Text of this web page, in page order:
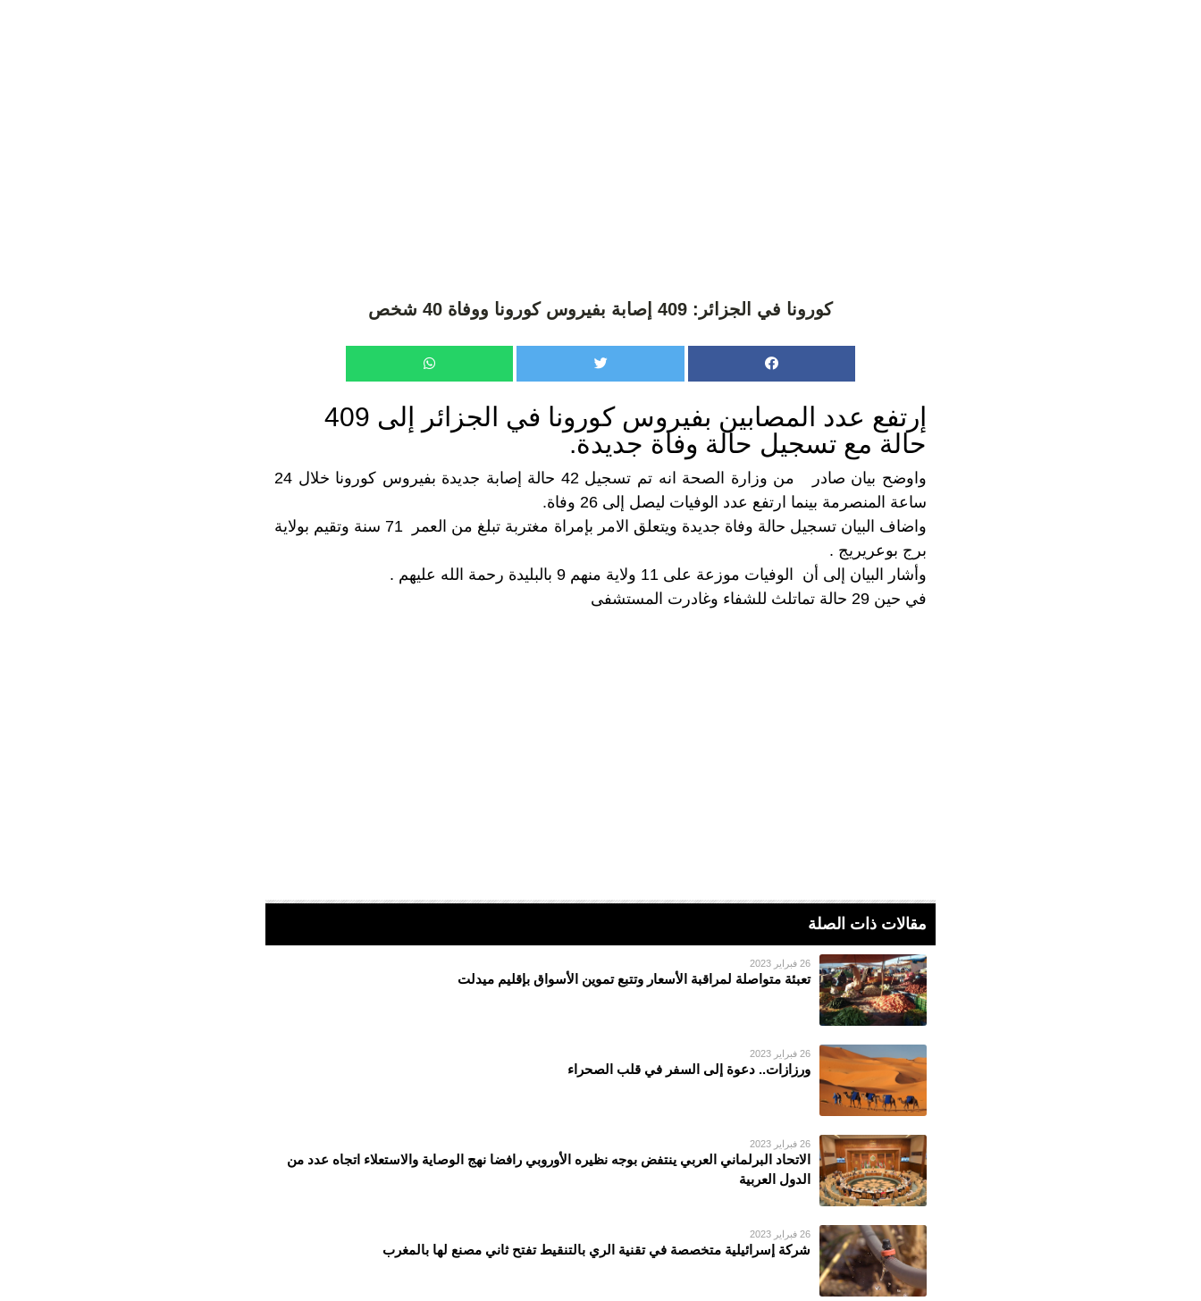
كورونا في الجزائر: 409 إصابة بفيروس كورونا ووفاة 40 شخص
إرتفع عدد المصابين بفيروس كورونا في الجزائر إلى 409
حالة مع تسجيل حالة وفاة جديدة.
واوضح بيان صادر من وزارة الصحة انه تم تسجيل 42 حالة إصابة جديدة بفيروس كورونا خلال 24
ساعة المنصرمة بينما ارتفع عدد الوفيات ليصل إلى 26 وفاة.
واضاف البيان تسجيل حالة وفاة جديدة ويتعلق الامر بإمراة مغتربة تبلغ من العمر 71 سنة وتقيم بولاية
برج بوعريريج .
وأشار البيان إلى أن الوفيات موزعة على 11 ولاية منهم 9 بالبليدة رحمة الله عليهم .
في حين 29 حالة تماتلث للشفاء وغادرت المستشفى
مقالات ذات الصلة
26 فبراير 2023
تعبئة متواصلة لمراقبة الأسعار وتتبع تموين الأسواق بإقليم ميدلت
26 فبراير 2023
ورزازات.. دعوة إلى السفر في قلب الصحراء
26 فبراير 2023
الاتحاد البرلماني العربي ينتفض بوجه نظيره الأوروبي رافضا نهج الوصاية والاستعلاء اتجاه عدد من
الدول العربية
26 فبراير 2023
شركة إسرائيلية متخصصة في تقنية الري بالتنقيط تفتح ثاني مصنع لها بالمغرب